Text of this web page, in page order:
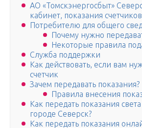
АО «Томскэнергосбыт»
кабинет, показания счетчиков
Потребителю для общего
Почему нужно
Некоторые правила
Служба поддержки
Как действовать, если вам
счетчик
Зачем передавать показания?
Правила внесения
Как передать показания
городе Северск?
Как передать показания